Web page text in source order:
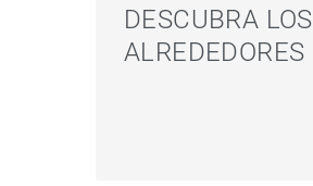
DESCUBRA LOS
ALREDEDORES